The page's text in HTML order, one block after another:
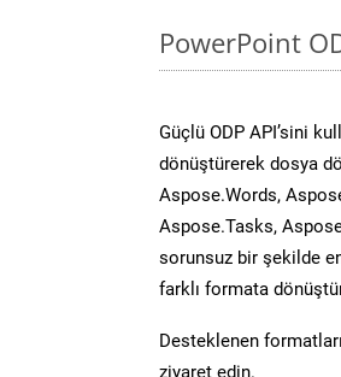
PowerPoint
Güçlü ODP API’sini
dönüştürerek dosya
Aspose.Words,
Aspose.Tasks,
sorunsuz bir şekilde
farklı formata
Desteklenen
ziyaret edin.